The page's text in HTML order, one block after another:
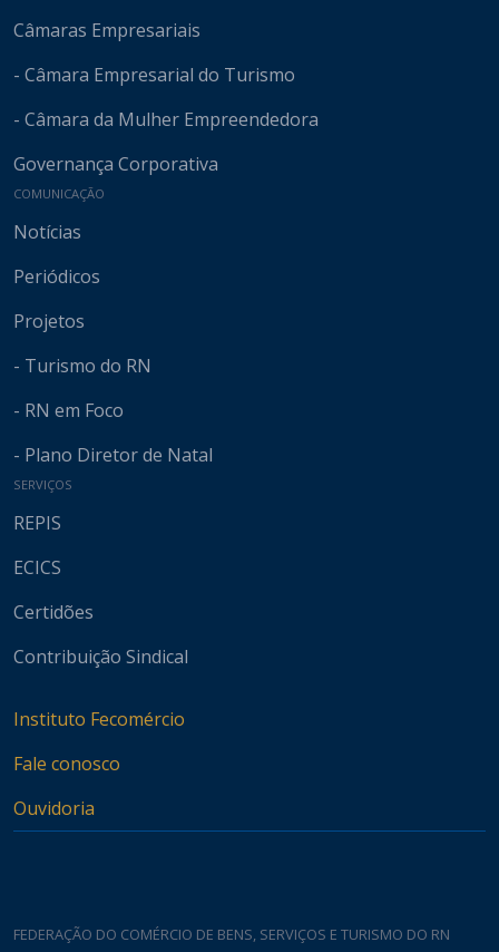
Câmaras Empresariais
- Câmara Empresarial do Turismo
- Câmara da Mulher Empreendedora
Governança Corporativa
COMUNICAÇÃO
Notícias
Periódicos
Projetos
- Turismo do RN
- RN em Foco
- Plano Diretor de Natal
SERVIÇOS
REPIS
ECICS
Certidões
Contribuição Sindical
Instituto Fecomércio
Fale conosco
Ouvidoria
FEDERAÇÃO DO COMÉRCIO DE BENS, SERVIÇOS E TURISMO DO RN